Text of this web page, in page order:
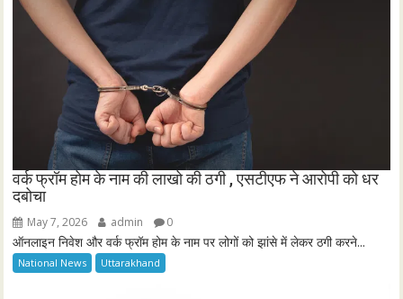
वर्क फ्रॉम होम के नाम की लाखो की ठगी , एसटीएफ ने आरोपी को धर
दबोचा
May 7, 2026 admin 0
ऑनलाइन निवेश और वर्क फ्रॉम होम के नाम पर लोगों को झांसे में लेकर ठगी करने...
National News Uttarakhand